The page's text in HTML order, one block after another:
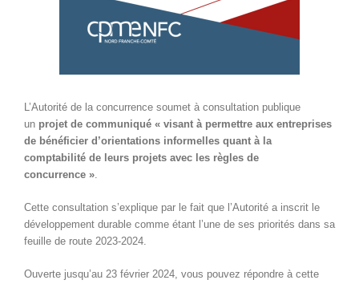
L’Autorité de la concurrence soumet à consultation publique
un projet de communiqué « visant à permettre aux entreprises
de bénéficier d’orientations informelles quant à la
comptabilité de leurs projets avec les règles de
concurrence ».
Cette consultation s’explique par le fait que l’Autorité a inscrit le
développement durable comme étant l’une de ses priorités dans sa
feuille de route 2023-2024.
Ouverte jusqu’au 23 février 2024, vous pouvez répondre à cette